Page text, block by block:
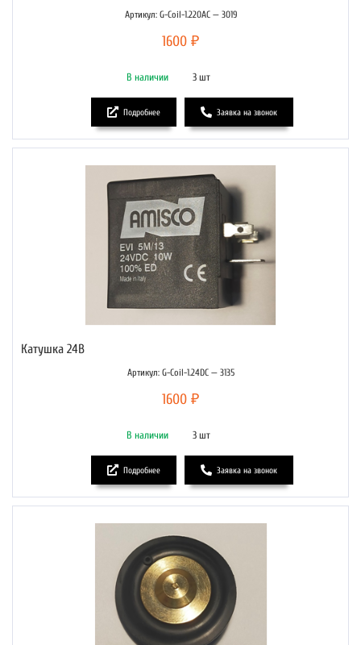
Артикул: G-Coil-1.220AC — 3019
1600 ₽
В наличии 3 шт
Подробнее Заявка на звонок
Катушка 24В
Артикул: G-Coil-1.24DC — 3135
1600 ₽
В наличии 3 шт
Подробнее Заявка на звонок